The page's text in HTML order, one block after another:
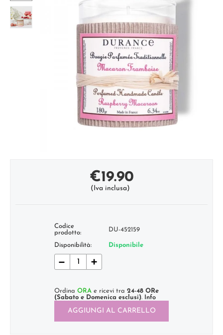
€19.90
(Iva inclusa)
Codice
prodotto:
DU-452159
Disponibilità: Disponibile
+
−
Ordina ORA e ricevi tra 24-48 ORe
(Sabato e Domenica esclusi). Info
AGGIUNGI AL CARRELLO